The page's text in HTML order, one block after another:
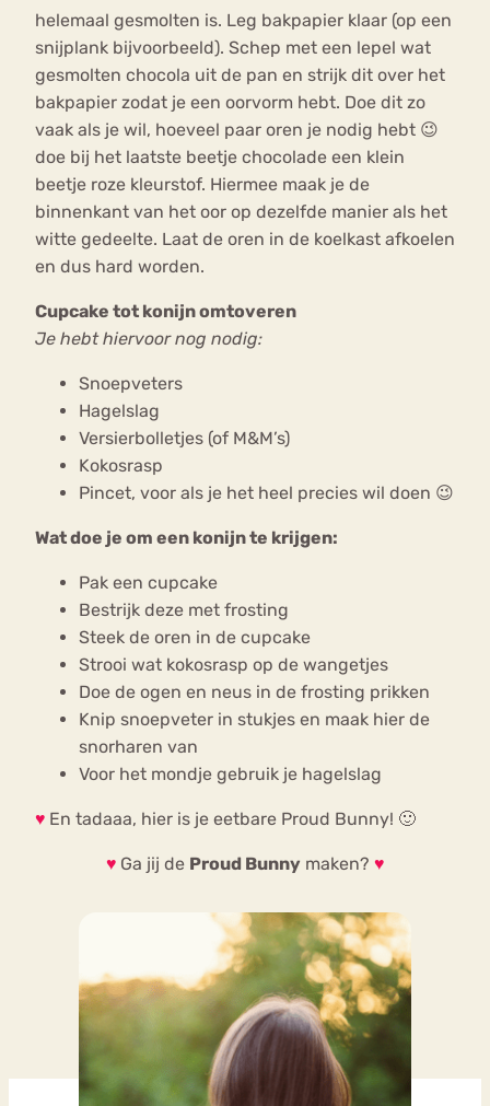
helemaal gesmolten is. Leg bakpapier klaar (op een
snijplank bijvoorbeeld). Schep met een lepel wat
gesmolten chocola uit de pan en strijk dit over het
bakpapier zodat je een oorvorm hebt. Doe dit zo
vaak als je wil, hoeveel paar oren je nodig hebt 😉
doe bij het laatste beetje chocolade een klein
beetje roze kleurstof. Hiermee maak je de
binnenkant van het oor op dezelfde manier als het
witte gedeelte. Laat de oren in de koelkast afkoelen
en dus hard worden.
Cupcake tot konijn omtoveren
Je hebt hiervoor nog nodig:
Snoepveters
Hagelslag
Versierbolletjes (of M&M’s)
Kokosrasp
Pincet, voor als je het heel precies wil doen 😉
Wat doe je om een konijn te krijgen:
Pak een cupcake
Bestrijk deze met frosting
Steek de oren in de cupcake
Strooi wat kokosrasp op de wangetjes
Doe de ogen en neus in de frosting prikken
Knip snoepveter in stukjes en maak hier de
snorharen van
Voor het mondje gebruik je hagelslag
♥ En tadaaa, hier is je eetbare Proud Bunny! 🙂
♥ Ga jij de Proud Bunny maken? ♥